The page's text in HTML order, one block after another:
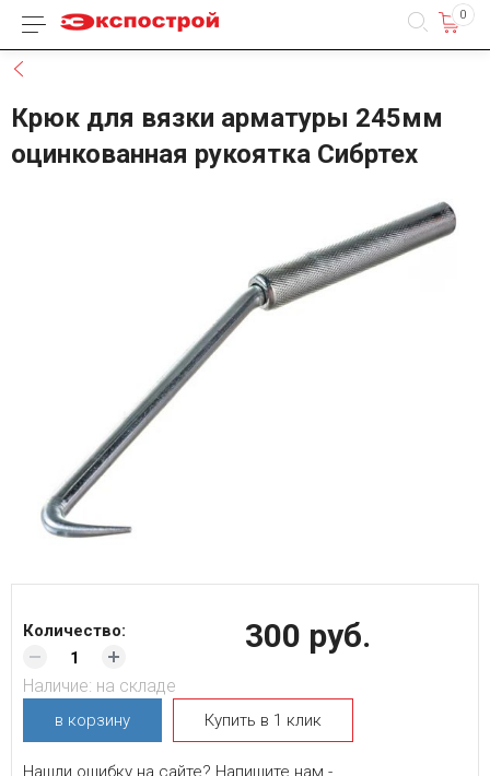
Каталог товаров 0
Крюк для вязки арматуры 245мм
оцинкованная рукоятка Сибртех
300 руб.
Количество:
Наличие: на складе
в корзину Купить в 1 клик
Нашли ошибку на сайте? Напишите нам -